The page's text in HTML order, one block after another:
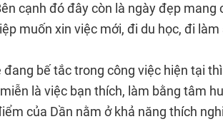
cạnh đó đây còn là ngày đẹp mang
muốn xin việc mới, đi du học, đi làm
đang bế tắc trong công việc hiện tại
là việc bạn thích, làm bằng tâm
của Dần nằm ở khả năng thích